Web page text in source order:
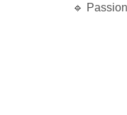
🔹